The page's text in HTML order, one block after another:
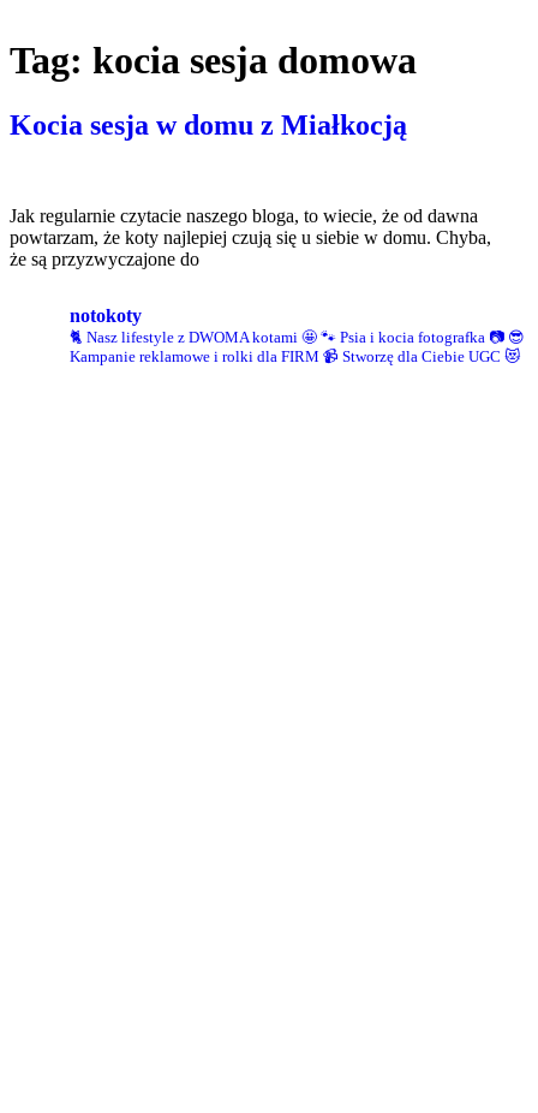
Tag: kocia sesja domowa
Kocia sesja w domu z Miałkocją
Jak regularnie czytacie naszego bloga, to wiecie, że od dawna
powtarzam, że koty najlepiej czują się u siebie w domu. Chyba,
że są przyzwyczajone do
notokoty
🐈 Nasz lifestyle z DWOMA kotami 🤩 🐾 Psia i kocia fotografka 📷 😎
Kampanie reklamowe i rolki dla FIRM 📹 Stworzę dla Ciebie UGC 😻